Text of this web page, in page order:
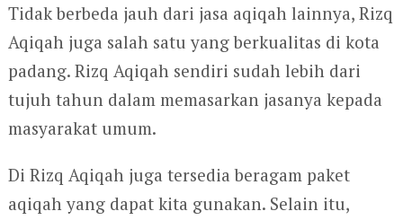
Tidak berbeda jauh dari jasa aqiqah lainnya, Rizq
Aqiqah juga salah satu yang berkualitas di kota
padang. Rizq Aqiqah sendiri sudah lebih dari
tujuh tahun dalam memasarkan jasanya kepada
masyarakat umum.
Di Rizq Aqiqah juga tersedia beragam paket
aqiqah yang dapat kita gunakan. Selain itu,